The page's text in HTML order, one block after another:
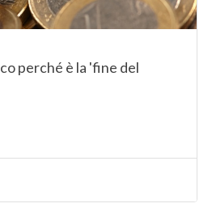
perché è la 'fine del